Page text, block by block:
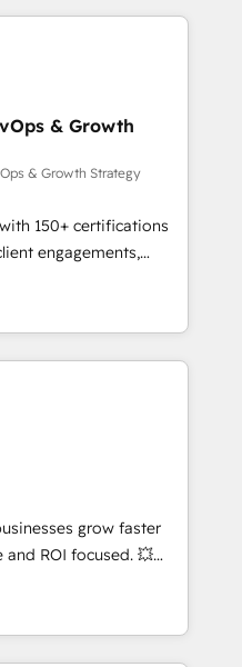
avec des ETI
digitale et des
méthodologie RevOps
commerciales et
synchronisation API,
les visiteurs en
(SEO, SEA,
ABM, IA,
réussies - 40
HubSpot
& Growth
& Growth Strategy
150+ certifications
engagements,
into
From onboarding to
our in-house team
drive long-term
setup •
and data cleanups •
📈 End-to-
marketing and
enablement tools
strategies with
and 2,000+
across marketing,
grow faster
ROI focused. 💥
that can help you
your teams to
and improve user
marketing results.